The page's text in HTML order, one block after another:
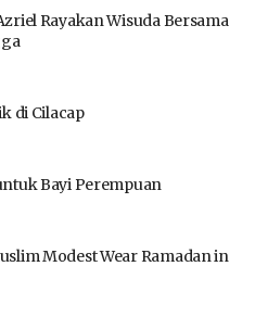
Rayakan Wisuda Bersama
di Cilacap
Bayi Perempuan
Modest Wear Ramadan in